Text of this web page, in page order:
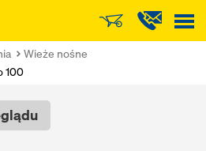
Wieże nośne
100